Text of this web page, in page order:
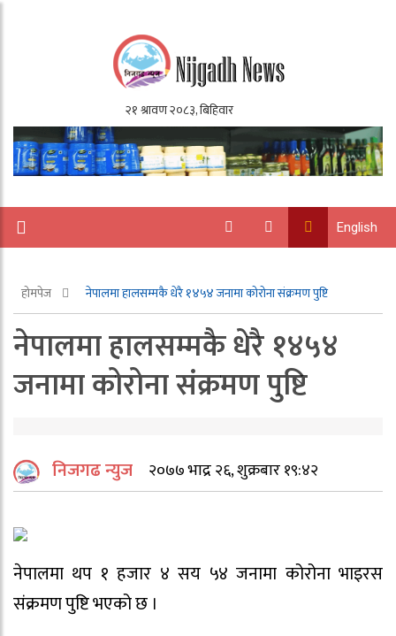
English
होमपेज नेपालमा हालसम्मकै धेरै १४५४ जनामा कोरोना संक्रमण पुष्टि
नेपालमा हालसम्मकै धेरै १४५४
जनामा कोरोना संक्रमण पुष्टि
निजगढ न्युज २०७७ भाद्र २६, शुक्रबार १९:४२
नेपालमा थप १ हजार ४ सय ५४ जनामा कोरोना भाइरस
संक्रमण पुष्टि भएको छ ।